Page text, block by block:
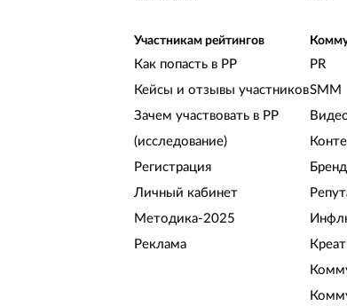
Участникам рейтингов
Как попасть в РР
Кейсы и отзывы участников
Зачем участвовать в РР
(исследование)
Регистрация
Личный кабинет
Методика-2025
Реклама
PR
SMM